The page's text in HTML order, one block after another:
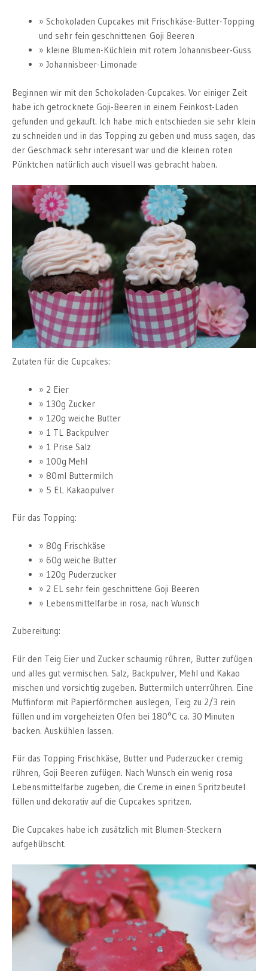
Schokoladen Cupcakes mit Frischkäse-Butter-Topping
und sehr fein geschnittenen Goji Beeren
kleine Blumen-Küchlein mit rotem Johannisbeer-Guss
Johannisbeer-Limonade
Beginnen wir mit den Schokoladen-Cupcakes. Vor einiger Zeit
habe ich getrocknete Goji-Beeren in einem Feinkost-Laden
gefunden und gekauft. Ich habe mich entschieden sie sehr klein
zu schneiden und in das Topping zu geben und muss sagen, das
der Geschmack sehr interesant war und die kleinen roten
Pünktchen natürlich auch visuell was gebracht haben.
Zutaten für die Cupcakes:
2 Eier
130g Zucker
120g weiche Butter
1 TL Backpulver
1 Prise Salz
100g Mehl
80ml Buttermilch
5 EL Kakaopulver
Für das Topping:
80g Frischkäse
60g weiche Butter
120g Puderzucker
2 EL sehr fein geschnittene Goji Beeren
Lebensmittelfarbe in rosa, nach Wunsch
Zubereitung:
Für den Teig Eier und Zucker schaumig rühren, Butter zufügen
und alles gut vermischen. Salz, Backpulver, Mehl und Kakao
mischen und vorsichtig zugeben. Buttermilch unterrühren. Eine
Muffinform mit Papierförmchen auslegen, Teig zu 2/3 rein
füllen und im vorgeheizten Ofen bei 180°C ca. 30 Minuten
backen. Auskühlen lassen.
Für das Topping Frischkäse, Butter und Puderzucker cremig
rühren, Goji Beeren zufügen. Nach Wunsch ein wenig rosa
Lebensmittelfarbe zugeben, die Creme in einen Spritzbeutel
füllen und dekorativ auf die Cupcakes spritzen.
Die Cupcakes habe ich zusätzlich mit Blumen-Steckern
aufgehübscht.